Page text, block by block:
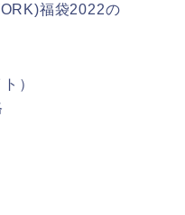
福袋2022の
）